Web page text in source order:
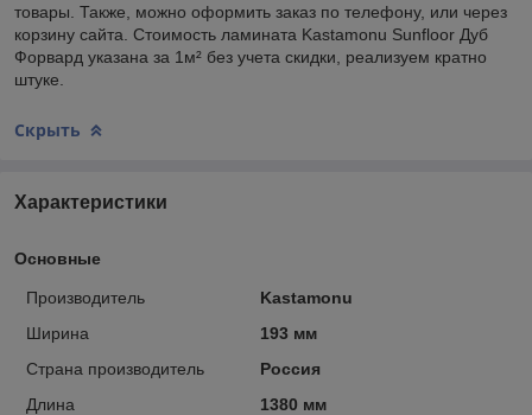
товары. Также, можно оформить заказ по телефону, или через
корзину сайта. Стоимость ламината Kastamonu Sunfloor Дуб
Форвард указана за 1м² без учета скидки, реализуем кратно
штуке.
Скрыть
Характеристики
Основные
Производитель
Kastamonu
Ширина
193 мм
Страна производитель
Россия
Длина
1380 мм